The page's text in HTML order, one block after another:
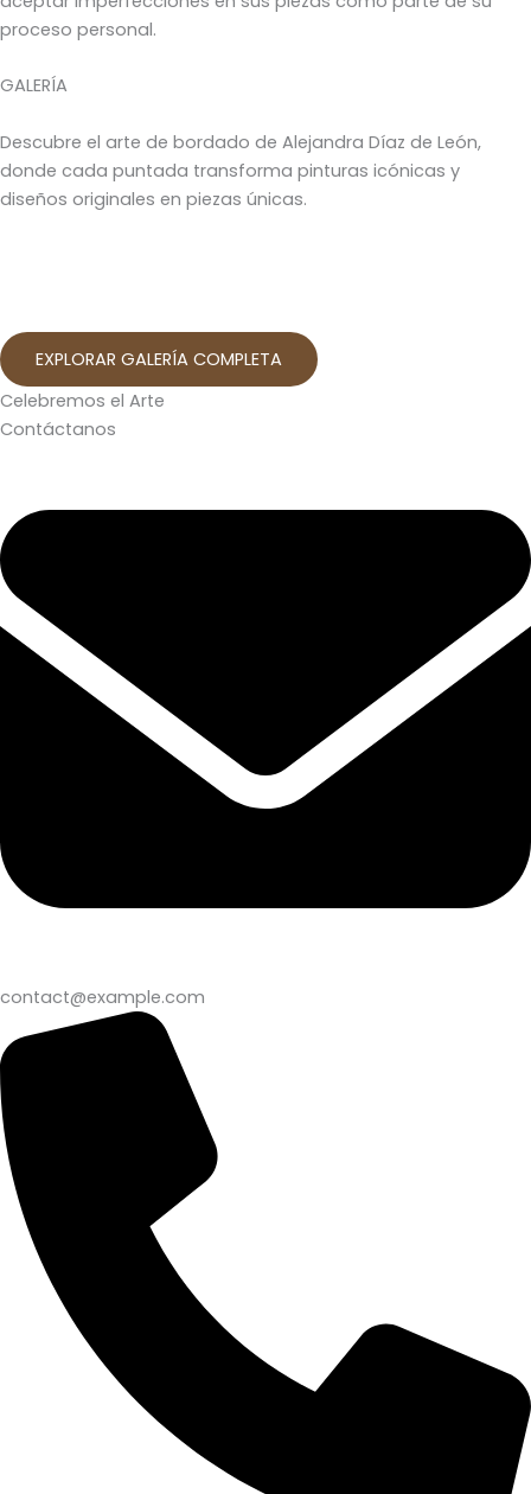
proceso personal.
GALERÍA
Descubre el arte de bordado de Alejandra Díaz de León,
donde cada puntada transforma pinturas icónicas y
diseños originales en piezas únicas.
EXPLORAR GALERÍA COMPLETA
Celebremos el Arte
Contáctanos
contact@example.com